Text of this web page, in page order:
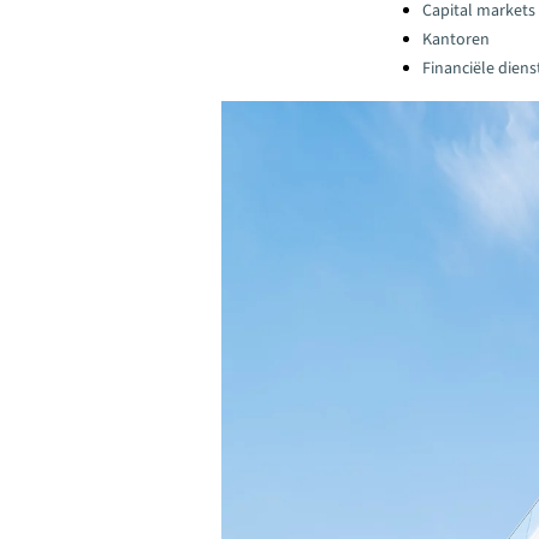
Capital markets
Kantoren
Financiële